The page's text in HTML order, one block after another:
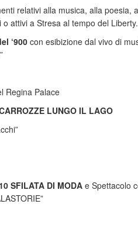
relativi alla musica, alla poesia,
attivi a Stresa al tempo del Liberty.
‘900 con esibizione dal vivo di
Regina Palace
LUNGO IL LAGO
SFILATA DI MODA e Spettacolo